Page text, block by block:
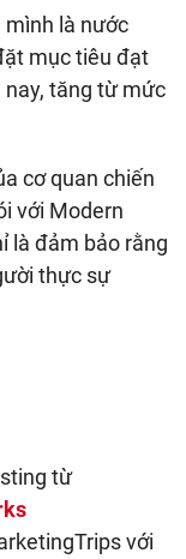
mình là nước
mục tiêu đạt
nay, tăng từ mức
cơ quan chiến
với Modern
là đảm bảo rằng
thực sự
từ
với